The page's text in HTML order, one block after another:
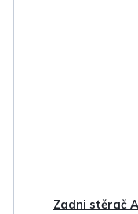
Zadni stěrač